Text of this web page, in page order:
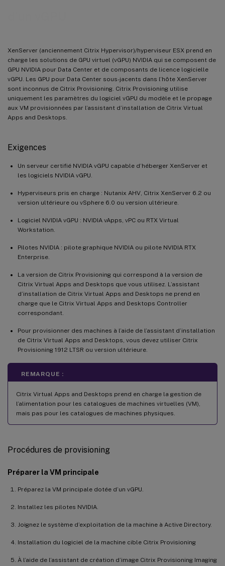
XenServer (anciennement Citrix Hypervisor)/hyperviseur ESX prend en
charge les solutions de GPU virtuel (vGPU) NVIDIA qui se composent de
GPU NVIDIA pour Data Center et de composants de licence logicielle
vGPU. Les GPU pour Data Center sous-jacents dans l’hôte XenServer
sont inconnus de Citrix Provisioning. Citrix Provisioning utilise
uniquement les paramètres du logiciel vGPU du modèle et le propage
aux VM provisionnées par l’assistant d’installation de Citrix Virtual
Apps and Desktops.
Exigences
Un serveur certifié NVIDIA vGPU capable d’héberger XenServer et
les logiciels NVIDIA vGPU.
Hyperviseurs pris en charge : Nutanix AHV, Citrix XenServer 6.2 ou
version ultérieure ou vSphere 6.0 ou version ultérieure.
Logiciel NVIDIA vGPU : NVIDIA vApps, vPC ou RTX Virtual
Workstation.
Pilotes NVIDIA : pilote graphique NVIDIA ou pilote NVIDIA RTX
Enterprise.
La version de Citrix Provisioning qui correspond à la version de
Citrix Virtual Apps and Desktops que vous utilisez. L’assistant
d’installation de Citrix Virtual Apps and Desktops ne prend en
charge que le Citrix Virtual Apps and Desktops Controller
correspondant.
Pour provisionner des machines à l’aide de l’assistant d’installation
de Citrix Virtual Apps and Desktops, vous devez utiliser Citrix
Provisioning 1912 LTSR ou version ultérieure.
REMARQUE :
Citrix Virtual Apps and Desktops prend en charge la gestion de
l’alimentation pour les catalogues de machines virtuelles (VM),
mais pas pour les catalogues de machines physiques.
Procédures de provisioning
Préparer la VM principale
Préparez la VM principale dotée d’un vGPU.
Installez les pilotes NVIDIA.
Joignez le système d’exploitation de la machine à Active Directory.
Installation du logiciel de la machine cible Citrix Provisioning
À l’aide de l’assistant de création d’image Citrix Provisioning Imaging